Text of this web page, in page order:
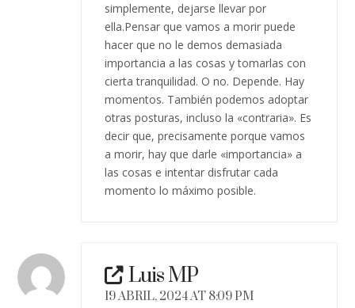
simplemente, dejarse llevar por
ella.Pensar que vamos a morir puede
hacer que no le demos demasiada
importancia a las cosas y tomarlas con
cierta tranquilidad. O no. Depende. Hay
momentos. También podemos adoptar
otras posturas, incluso la «contraria». Es
decir que, precisamente porque vamos
a morir, hay que darle «importancia» a
las cosas e intentar disfrutar cada
momento lo máximo posible.
Luis MP
19 ABRIL, 2024 AT 8:09 PM